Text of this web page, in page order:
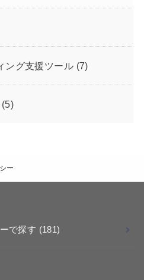
ング支援ツール (7)
(5)
ー
で探す (181)